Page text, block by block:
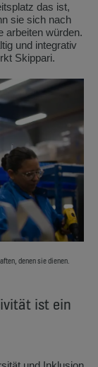
das ist,
sie sich nach
arbeiten würden.
und integrativ
Skippari.
denen sie dienen.
ist ein